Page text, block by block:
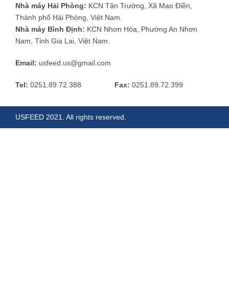
Nhà máy Hải Phòng: KCN Tân Trường, Xã Mao Điền,
Thành phố Hải Phòng, Việt Nam.
Nhà máy Bình Định: KCN Nhơn Hòa, Phường An Nhơn
Nam, Tỉnh Gia Lai, Việt Nam.
Email: usfeed.us@gmail.com
Tel: 0251.89.72.388 Fax: 0251.89.72.399
USFEED 2021. All rights reserved.